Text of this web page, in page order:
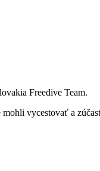
Freedive Team.
vycestovať a